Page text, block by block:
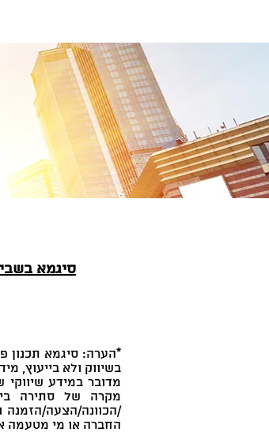
סיגמא
בשיווק ולא בייעוץ,
מדובר במידע
מקרה של סתירה
/הכוונה/הצעה/הזמנה
החברה או מי מטעמה